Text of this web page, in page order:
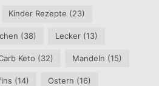
Kinder Rezepte (23)
(38) Lecker(13)
Keto (32) Mandeln (15)
(14) Ostern (16)